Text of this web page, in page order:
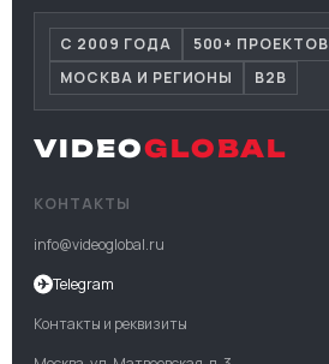
С 2009 ГОДА
500+ ПРОЕКТОВ
МОСКВА И РЕГИОНЫ
B2B
VIDEOGLOBAL
КОНТАКТЫ
info@videoglobal.ru
✈Telegram
Контакты и реквизиты